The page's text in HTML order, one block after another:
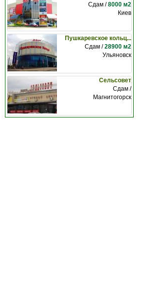
Сдам /8000 м2
Киев
Пушкаревское кольц...
Сдам /28900 м2
Ульяновск
Сельсовет
Сдам /
Магнитогорск